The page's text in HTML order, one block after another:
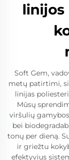
linijos
Soft Gem,
metų patirtimi,
linijas
Mūsų
viršulių
bei
tonų per dieną.
ir griežtu
efektyvius